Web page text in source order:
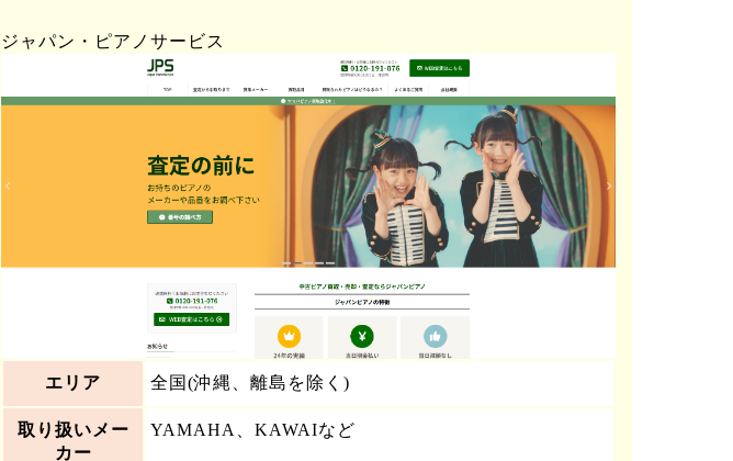
ジャパン・ピアノサービス
エリア 全国(沖縄、離島を除く)
取り扱いメー
カー
YAMAHA、KAWAIなど